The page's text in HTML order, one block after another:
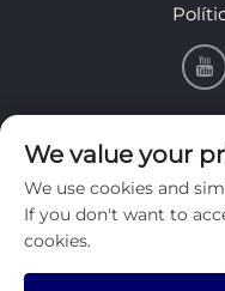
Regístrate para
We value your
We use cookies and
If you don't want to
cookies.